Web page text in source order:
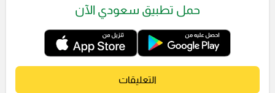
حمل تطبيق سعودي الآن
التعليقات